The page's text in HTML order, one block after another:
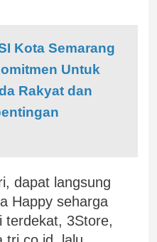
Kota Semarang
Untuk
Rakyat dan
dapat langsung
Happy seharga
terdekat, 3Store,